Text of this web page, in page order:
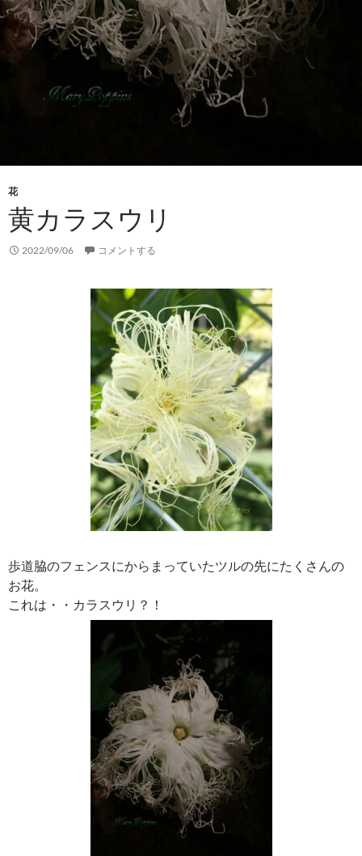
花
黄カラスウリ
2022/09/06 コメントする
歩道脇のフェンスにからまっていたツルの先にたくさんの
お花。
これは・・カラスウリ？！